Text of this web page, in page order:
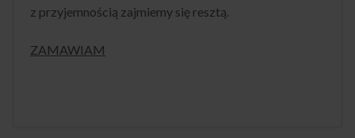
z przyjemnością zajmiemy się resztą.
ZAMAWIAM